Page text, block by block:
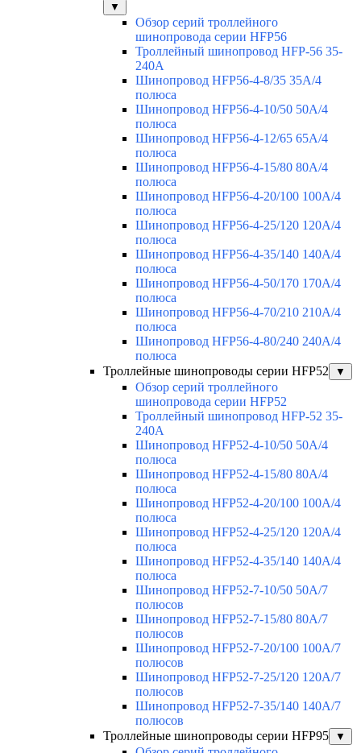
▼
Обзор серий троллейного
шинопровода серии HFP56
Троллейный шинопровод HFP-56 35-
240А
Шинопровод HFP56-4-8/35 35А/4
полюса
Шинопровод HFP56-4-10/50 50А/4
полюса
Шинопровод HFP56-4-12/65 65А/4
полюса
Шинопровод HFP56-4-15/80 80А/4
полюса
Шинопровод HFP56-4-20/100 100А/4
полюса
Шинопровод HFP56-4-25/120 120А/4
полюса
Шинопровод HFP56-4-35/140 140А/4
полюса
Шинопровод HFP56-4-50/170 170А/4
полюса
Шинопровод HFP56-4-70/210 210А/4
полюса
Шинопровод HFP56-4-80/240 240А/4
полюса
Троллейные шинопроводы серии HFP52
▼
Обзор серий троллейного
шинопровода серии HFP52
Троллейный шинопровод HFP-52 35-
240А
Шинопровод HFP52-4-10/50 50A/4
полюса
Шинопровод HFP52-4-15/80 80A/4
полюса
Шинопровод HFP52-4-20/100 100А/4
полюса
Шинопровод HFP52-4-25/120 120А/4
полюса
Шинопровод HFP52-4-35/140 140А/4
полюса
Шинопровод HFP52-7-10/50 50А/7
полюсов
Шинопровод HFP52-7-15/80 80А/7
полюсов
Шинопровод HFP52-7-20/100 100А/7
полюсов
Шинопровод HFP52-7-25/120 120А/7
полюсов
Шинопровод HFP52-7-35/140 140А/7
полюсов
Троллейные шинопроводы серии HFP95
▼